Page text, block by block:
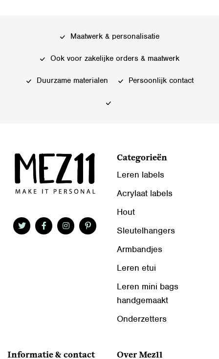
worden
Maatwerk & personalisatie
Ook voor zakelijke orders & maatwerk
Duurzame materialen Persoonlijk contact
Categorieën
Leren labels
Acrylaat labels
Hout
Sleutelhangers
Armbandjes
Leren etui
Leren mini bags
handgemaakt
Onderzetters
Informatie & contact Over Mez11